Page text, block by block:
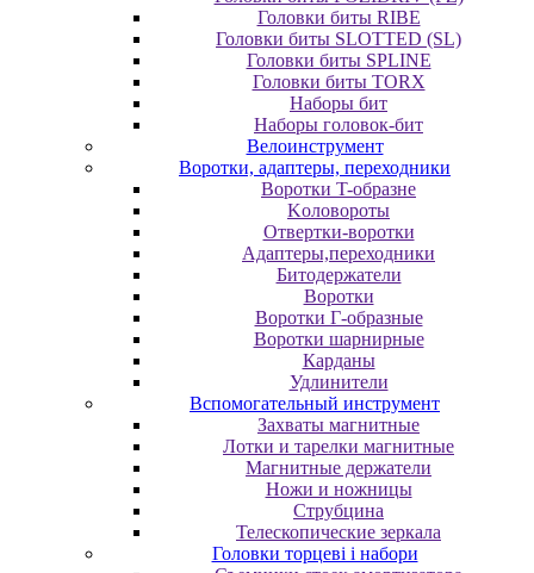
Головки биты RIBE
Головки биты SLOTTED (SL)
Головки биты SPLINE
Головки биты TORX
Наборы бит
Наборы головок-бит
Велоинструмент
Воротки, адаптеры, переходники
Bopoтки T-oбpaзне
Koлoвopoты
Oтвepтки-вopoтки
Адаптеры,переходники
Битодержатели
Воротки
Воротки Г-образные
Воротки шарнирные
Карданы
Удлинители
Вспомогательный инструмент
Захваты магнитные
Лотки и тарелки магнитные
Магнитные держатели
Ножи и ножницы
Струбцина
Телескопические зеркала
Головки торцеві і набори